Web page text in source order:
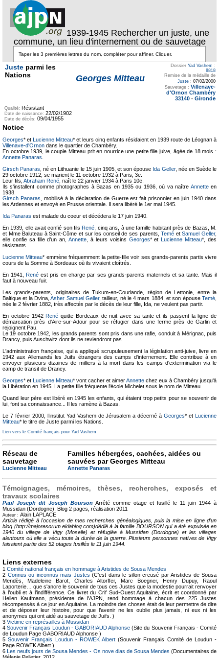
1939-1945 Rechercher un juste, une
commune, un lieu d'internement ou de sauvetage
Juste parmi les
Nations
Georges Mitteau
Dossier Yad Vashem :
8818
Remise de la médaille de
Juste : 07/02/2000
Sauvetage : Villenave-
d'Ornon Chambéry
33140 - Gironde
Qualité: Résistant
Date de naissance: 22/02/1902
Date de décès: 09/04/1955
Notice
Georges* et Lucienne Mitteau* et leurs cinq enfants résidaient en 1939 route de Léognan à
Villenave-d'Ornon dans le quartier de Chambéry.
En octobre 1939, le couple Mitteau prit en nourrice une petite fille juive, âgée de 18 mois :
Annette Panaras
Girsch Panaras , né en Lithuanie le 15 juin 1905, et son épouse Ida Geller, née en Suède le
29 octobre 1912, se marient le 11 octobre 1932 à Paris, 3e.
Leur fils, Abraham René , naît le 22 janvier 1934 à Paris 10e.
Ils s'installent comme photographes à Bazas en 1935 ou 1936, où va naître Annetteen
1938.
Girsch Panaras , mobilisé à la déclaration de Guerre est fait prisonnier en juin 1940 dans
les Ardennes et envoyé en Prusse orientale. Il sera libéré le 1er mai 1945.
Ida Panaras est malade du coeur et décédera le 17 juin 1940.
En 1939, elle avait confié son filsRené , cinq ans, à une famille habitant près de Bazas, M.
et Mme Baluteau à Saint-Côme et sur les conseil de ses parents,Temé etSamuel Geller,
elle confie sa fille d’un an,Annette , à leurs voisins Georges* etLucienne Mitteau*, des
résistants.
Lucienne Mitteau* emmène fréquemment la petite-fille voir ses grands-parents partis vivre
cours de la Somme à Bordeaux où ils vivaient cloîtrés.
En 1941,René est pris en charge par ses grands-parents maternels et sa tante. Mais il
faut à nouveau fuir.
Les grands-parents, originaires de Tukum-en-Courlande, région de Lettonie, entre la
Baltique et la Dvina,Asher Samuel Geller, tailleur, né le 4 mars 1884, et son épouse Temé
née le 2 février 1882, très affectés par le décès de leur fille, Ida, ne veulent pas partir.
En octobre 1942René quitte Bordeaux de nuit avec sa tante et ils passent la ligne de
démarcation près d'Aire-sur-Adour pour se réfugier dans une ferme près de Garlin et
rejoignent Pau.
Le 19 octobre 1942, les grands parents sont pris dans une rafle, conduit à Mérignac, puis
Drancy, puis Auschwitz dont ils ne reviendront pas.
L'administration française, qui a appliqué scrupuleusement la législation anti-juive, livre en
1942 aux Allemands les Juifs étrangers des camps d'internement. Elle contribue à en
envoyer plusieurs dizaines de milliers à la mort dans les camps d'extermination via le
camp de transit de Drancy.
Georges* et Lucienne Mitteau* vont cacher et aimerAnnette chez eux à Chambéry jusqu'à
la Libération en 1945. La petite fille fréquente l'école Michelet sous le nom de Mitteau.
Quand leur père est libéré en 1945 les enfants, qui étaient trop petits pour se souvenir de
lui, font sa connaissance... Il les ramène à Bazas.
Le 7 février 2000, l’institut Yad Vashem de Jérusalem a décerné àGeorges* etLucienne
Mitteau* le titre de Juste parmi les Nations.
Lien vers le Comité français pour Yad Vashem
Réseau de
sauvetage
Lucienne Mitteau
Familles hébergées, cachées, aidées ou
sauvées par Georges Mitteau
Annette Panaras
Témoignages, mémoires, thèses, recherches, exposés et
travaux scolaires
Paul Joseph dit Joseph Bourson Arrêté comme otage et fusillé le 11 juin 1944 à
Mussidan (Dordogne), Blog 2 pages, réalisation 2011
Auteur : Alain LAPLACE
Article rédigé à l'occasion de mes recherches généalogiques, puis la mise en ligne d'un
blog (http://majoresorum.eklablog.com)dédié à la famille BOURSON qui a été expulsée en
1940 du village de Vigy (Moselle) et réfugiée à Mussidan (Dordogne) et les villages
alentours où elle a vécu toute la durée de la guerre. Plusieurs personnes natives de Vigy
faisaient partie des 52 otages fusillés le 11 juin 1944.
Liens externes
1 Comité national français en hommage à Aristides de Sousa Mendes
2 Connus ou inconnus mais Justes (C’est dans le sillon creusé par Aristides de Sousa
Mendès, Madeleine Barot, Charles Altorffer, Marc Boegner, Henry Dupuy, Raoul
Laporterie… que s'ancre le souvenir de tous ces Justes que la modestie pourrait renvoyer
à l’oubli et à l’indifférence. Ce livret du Crif Sud-Ouest Aquitaine, écrit et coordonné par
Hellen Kaufmann, présidente de l'AJPN, rend hommage à chacun des 225 Justes
récompensés à ce jour en Aquitaine. La moindre des choses était de leur permettre de dire
et de déposer leur histoire, pour que l’avenir ne les oublie plus jamais, ni eux ni les
anonymes qui ont aidé au sauvetage de Juifs. )
3 Victime en représailles à Mussidan
4Souvenir Français Loudun - GABORIAUD Alphonse (Site du Souvenir Français - Comité
de Loudun Page GABORIAUD Alphonse )
5Souvenir Français Loudun - ROWEK Albert (Souvenir Français Comité de Loudun -
Page ROWEK Albert )
6Les neufs jours de Sousa Mendes - Os nove dias de Sousa Mendes (Documentaires de
Mélanie Pelletier, 2012.